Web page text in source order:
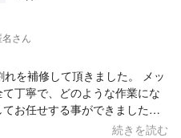
さん
を補修して頂きました。 メッ
丁寧で、どのような作業にな
お任せする事ができました。
ハウスメーカー修繕の金額に悩
続きを読む